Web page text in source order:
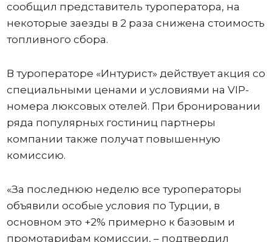
сообщил представитель туроператора, на
некоторые заезды в 2 раза снижена стоимость
топливного сбора.
В туроператоре «Интурист» действует акция со
специальными ценами и условиями на VIP-
номера люксовых отелей. При бронировании
ряда популярных гостиниц партнеры
компании также получат повышенную
комиссию.
«За последнюю неделю все туроператоры
объявили особые условия по Турции, в
основном это +2% примерно к базовым и
промотарифам комиссии, – подтвердил